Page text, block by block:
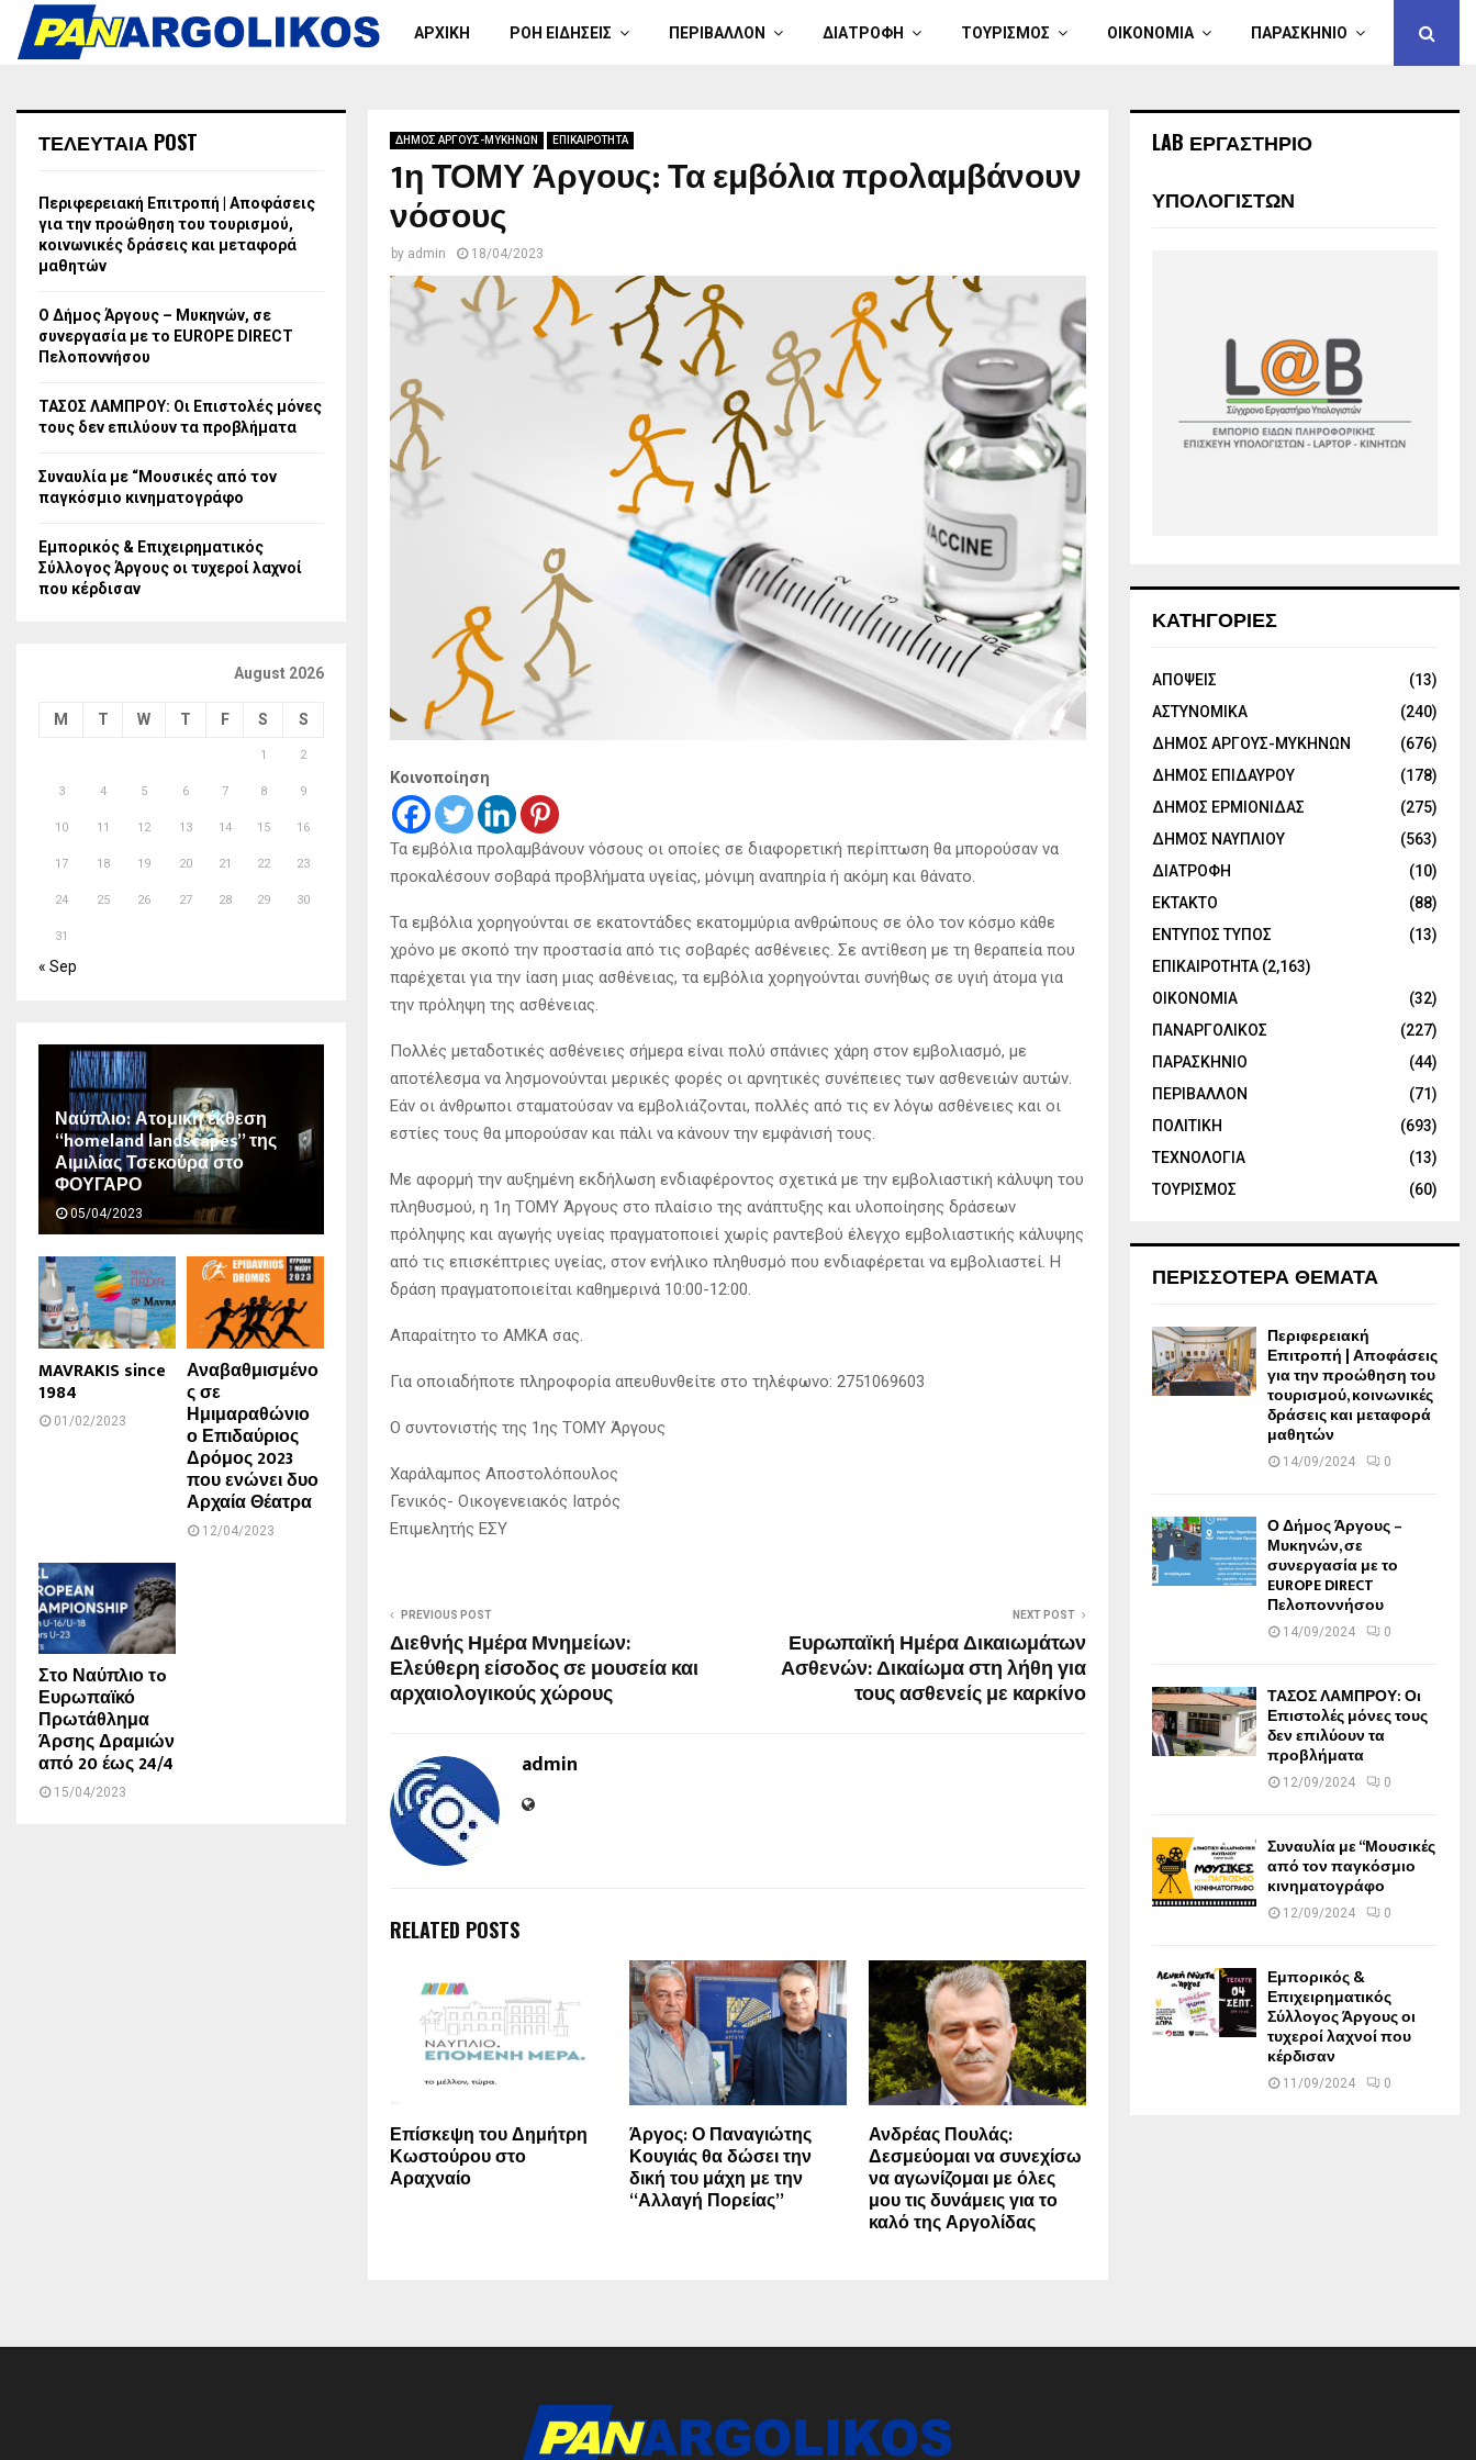
ΑΡΧΙΚΗ ΡΟΗ ΕΙΔΗΣΕΙΣ ΠΕΡΙΒΑΛΛΟΝ ΔΙΑΤΡΟΦΗ ΤΟΥΡΙΣΜΟΣ ΟΙΚΟΝΟΜΙΑ ΠΑΡΑΣΚΗΝΙΟ
ΔΗΜΟΣ ΑΡΓΟΥΣ-ΜΥΚΗΝΩΝ ΕΠΙΚΑΙΡΟΤΗΤΑ
1η ΤΟΜΥ Άργους: Τα εμβόλια προλαμβάνουν
νόσους
by admin 18/04/2023
Κοινοποίηση
Τα εμβόλια προλαμβάνουν νόσους οι οποίες σε διαφορετική περίπτωση θα μπορούσαν να
προκαλέσουν σοβαρά προβλήματα υγείας, μόνιμη αναπηρία ή ακόμη και θάνατο.
Τα εμβόλια χορηγούνται σε εκατοντάδες εκατομμύρια ανθρώπους σε όλο τον κόσμο κάθε
χρόνο με σκοπό την προστασία από τις σοβαρές ασθένειες. Σε αντίθεση με τη θεραπεία που
παρέχεται για την ίαση μιας ασθένειας, τα εμβόλια χορηγούνται συνήθως σε υγιή άτομα για
την πρόληψη της ασθένειας.
Πολλές μεταδοτικές ασθένειες σήμερα είναι πολύ σπάνιες χάρη στον εμβολιασμό, με
αποτέλεσμα να λησμονούνται μερικές φορές οι αρνητικές συνέπειες των ασθενειών αυτών.
Εάν οι άνθρωποι σταματούσαν να εμβολιάζονται, πολλές από τις εν λόγω ασθένειες και οι
εστίες τους θα μπορούσαν και πάλι να κάνουν την εμφάνισή τους.
Με αφορμή την αυξημένη εκδήλωση ενδιαφέροντος σχετικά με την εμβολιαστική κάλυψη του
πληθυσμού, η 1η ΤΟΜΥ Άργους στο πλαίσιο της ανάπτυξης και υλοποίησης δράσεων
πρόληψης και αγωγής υγείας πραγματοποιεί χωρίς ραντεβού έλεγχο εμβολιαστικής κάλυψης
από τις επισκέπτριες υγείας, στον ενήλικο πληθυσμό που ενδιαφέρεται να εμβολιαστεί. Η
δράση πραγματοποιείται καθημερινά 10:00-12:00.
Απαραίτητο το ΑΜΚΑ σας.
Για οποιαδήποτε πληροφορία απευθυνθείτε στο τηλέφωνο: 2751069603
Ο συντονιστής της 1ης ΤΟΜΥ Άργους
Χαράλαμπος Αποστολόπουλος
Γενικός- Οικογενειακός Ιατρός
Επιμελητής ΕΣΥ
PREVIOUS POST
Διεθνής Ημέρα Μνημείων:
Ελεύθερη είσοδος σε μουσεία και
αρχαιολογικούς χώρους
NEXT POST
Ευρωπαϊκή Ημέρα Δικαιωμάτων
Ασθενών: Δικαίωμα στη λήθη για
τους ασθενείς με καρκίνο
admin
RELATED POSTS
Επίσκεψη του Δημήτρη
Κωστούρου στο
Αραχναίο
Άργος: Ο Παναγιώτης
Κουγιάς θα δώσει την
δική του μάχη με την
“Αλλαγή Πορείας”
Ανδρέας Πουλάς:
Δεσμεύομαι να συνεχίσω
να αγωνίζομαι με όλες
μου τις δυνάμεις για το
καλό της Αργολίδας
ΤΕΛΕΥΤΑΙΑ POST
Περιφερειακή Επιτροπή | Αποφάσεις
για την προώθηση του τουρισμού,
κοινωνικές δράσεις και μεταφορά
μαθητών
Ο Δήμος Άργους – Μυκηνών, σε
συνεργασία με το EUROPE DIRECT
Πελοποννήσου
ΤΑΣΟΣ ΛΑΜΠΡΟΥ: Οι Επιστολές μόνες
τους δεν επιλύουν τα προβλήματα
Συναυλία με “Μουσικές από τον
παγκόσμιο κινηματογράφο
Εμπορικός & Επιχειρηματικός
Σύλλογος Άργους οι τυχεροί λαχνοί
που κέρδισαν
August 2026
M T W T F S S
1 2
3 4 5 6 7 8 9
10 11 12 13 14 15 16
17 18 19 20 21 22 23
24 25 26 27 28 29 30
31
« Sep
Ναύπλιο: Ατομική έκθεση
“homeland landscapes” της
Αιμιλίας Τσεκούρα στο
ΦΟΥΓΑΡΟ
05/04/2023
MAVRAKIS since
1984
01/02/2023
Αναβαθμισμένο
ς σε
Ημιμαραθώνιο
ο Επιδαύριος
Δρόμος 2023
που ενώνει δυο
Αρχαία Θέατρα
12/04/2023
Στο Ναύπλιο τo
Ευρωπαϊκό
Πρωτάθλημα
Άρσης Δραμιών
από 20 έως 24/4
15/04/2023
LAB ΕΡΓΑΣΤΗΡΙΟ
ΥΠΟΛΟΓΙΣΤΩΝ
ΚΑΤΗΓΟΡΙΕΣ
ΑΠΟΨΕΙΣ
(13)
ΑΣΤΥΝΟΜΙΚΑ
(240)
ΔΗΜΟΣ ΑΡΓΟΥΣ-ΜΥΚΗΝΩΝ
(676)
ΔΗΜΟΣ ΕΠΙΔΑΥΡΟΥ
(178)
ΔΗΜΟΣ ΕΡΜΙΟΝΙΔΑΣ
(275)
ΔΗΜΟΣ ΝΑΥΠΛΙΟΥ
(563)
ΔΙΑΤΡΟΦΗ
(10)
ΕΚΤΑΚΤΟ
(88)
ΕΝΤΥΠΟΣ ΤΥΠΟΣ
(13)
ΕΠΙΚΑΙΡΟΤΗΤΑ (2,163)
ΟΙΚΟΝΟΜΙΑ
(32)
ΠΑΝΑΡΓΟΛΙΚΟΣ
(227)
ΠΑΡΑΣΚΗΝΙΟ
(44)
ΠΕΡΙΒΑΛΛΟΝ
(71)
ΠΟΛΙΤΙΚΗ
(693)
ΤΕΧΝΟΛΟΓΙΑ
(13)
ΤΟΥΡΙΣΜΟΣ
(60)
ΠΕΡΙΣΣΟΤΕΡΑ ΘΕΜΑΤΑ
Περιφερειακή
Επιτροπή | Αποφάσεις
για την προώθηση του
τουρισμού, κοινωνικές
δράσεις και μεταφορά
μαθητών
14/09/2024 0
Ο Δήμος Άργους –
Μυκηνών, σε
συνεργασία με το
EUROPE DIRECT
Πελοποννήσου
14/09/2024 0
ΤΑΣΟΣ ΛΑΜΠΡΟΥ: Οι
Επιστολές μόνες τους
δεν επιλύουν τα
προβλήματα
12/09/2024 0
Συναυλία με “Μουσικές
από τον παγκόσμιο
κινηματογράφο
12/09/2024 0
Εμπορικός &
Επιχειρηματικός
Σύλλογος Άργους οι
τυχεροί λαχνοί που
κέρδισαν
11/09/2024 0